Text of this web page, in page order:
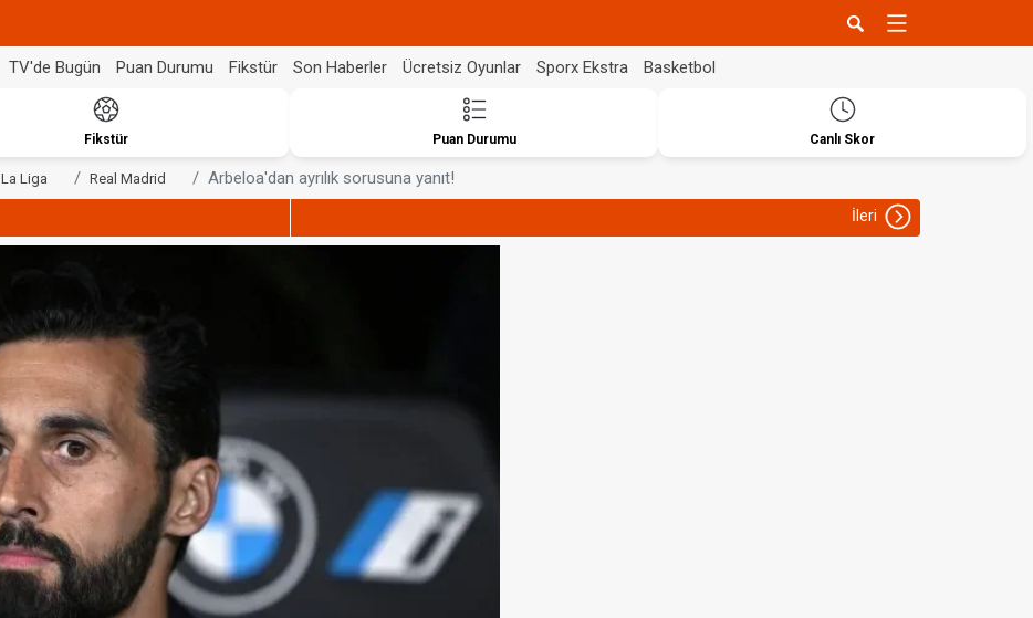
TV'de Bugün Puan Durumu Fikstür Son Haberler Ücretsiz Oyunlar Sporx Ekstra Basketbol
Fikstür Puan Durumu Canlı Skor
La Liga Real Madrid Arbeloa'dan ayrılık sorusuna yanıt!
İleri